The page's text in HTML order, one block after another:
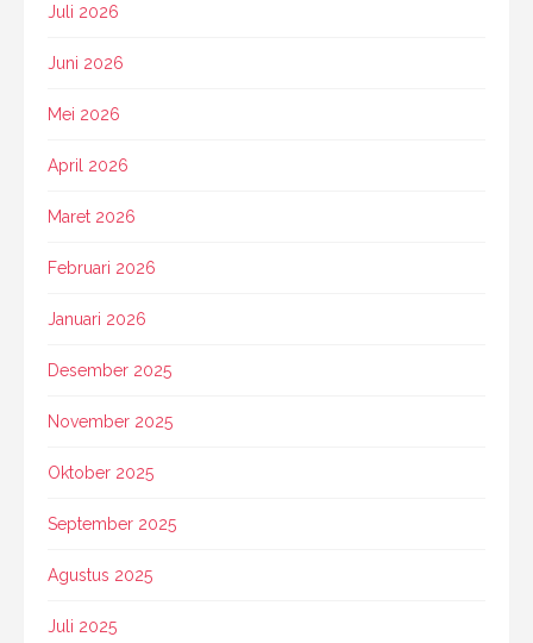
Juli 2026
Juni 2026
Mei 2026
April 2026
Maret 2026
Februari 2026
Januari 2026
Desember 2025
November 2025
Oktober 2025
September 2025
Agustus 2025
Juli 2025